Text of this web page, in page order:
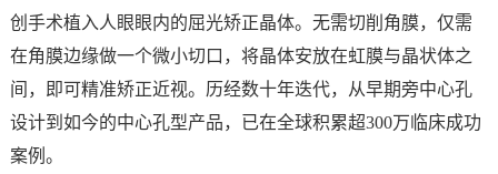
创手术植入人眼眼内的屈光矫正晶体。无需切削角膜，仅需
在角膜边缘做一个微小切口，将晶体安放在虹膜与晶状体之
间，即可精准矫正近视。历经数十年迭代，从早期旁中心孔
设计到如今的中心孔型产品，已在全球积累超300万临床成功
案例。